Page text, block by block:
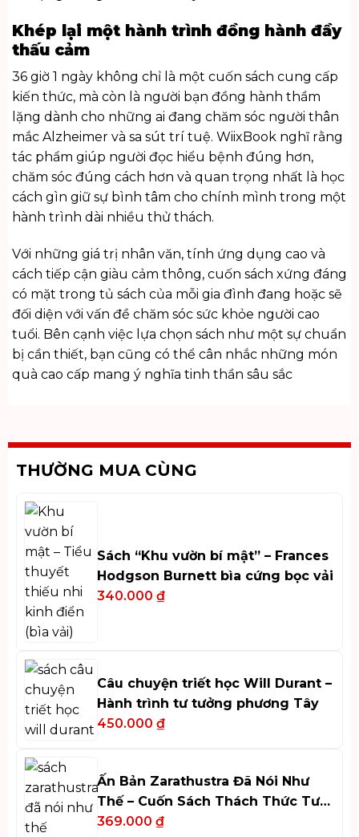
Khép lại một hành trình đồng hành đầy
thấu cảm
36 giờ 1 ngày không chỉ là một cuốn sách cung cấp
kiến thức, mà còn là người bạn đồng hành thầm
lặng dành cho những ai đang chăm sóc người thân
mắc Alzheimer và sa sút trí tuệ. WiixBooknghĩ rằng
tác phẩm giúp người đọc hiểu bệnh đúng hơn,
chăm sóc đúng cách hơn và quan trọng nhất là học
cách gìn giữ sự bình tâm cho chính mình trong một
hành trình dài nhiều thử thách.
Với những giá trị nhân văn, tính ứng dụng cao và
cách tiếp cận giàu cảm thông, cuốn sách xứng đáng
có mặt trong tủ sách của mỗi gia đình đang hoặc sẽ
đối diện với vấn đề chăm sóc sức khỏe người cao
tuổi. Bên cạnh việc lựa chọn sách như một sự chuẩn
bị cần thiết, bạn cũng có thể cân nhắc những món
quà cao cấp mang ý nghĩa tinh thần sâu sắc
THƯỜNG MUA CÙNG
Sách “Khu vườn bí mật” – Frances
Hodgson Burnett bìa cứng bọc vải
340.000 ₫
Câu chuyện triết học Will Durant –
Hành trình tư tưởng phương Tây
450.000 ₫
Ấn Bản Zarathustra Đã Nói Như
Thế – Cuốn Sách Thách Thức Tư
Duy
369.000 ₫